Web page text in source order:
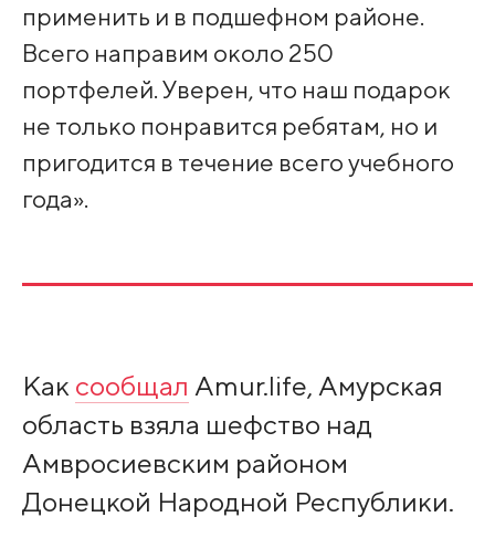
применить и в подшефном районе.
Всего направим около 250
портфелей. Уверен, что наш подарок
не только понравится ребятам, но и
пригодится в течение всего учебного
года».
Как сообщал Amur.life, Амурская
область взяла шефство над
Амвросиевским районом
Донецкой Народной Республики.